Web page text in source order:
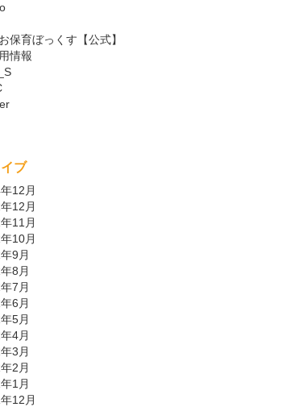
保育ぼっくす【公式】
情報
ブ
12月
12月
11月
10月
9月
8月
7月
6月
5月
4月
3月
2月
1月
12月